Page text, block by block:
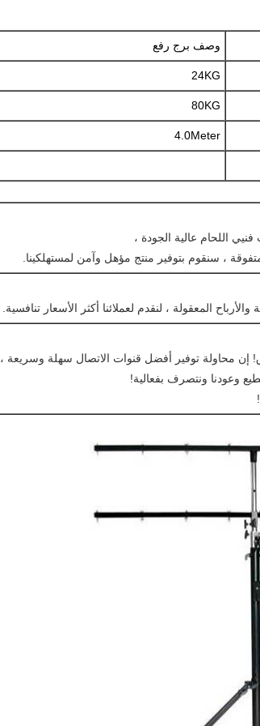
وصف برج رفع
24KG
80KG
4.0Meter
اللحام عالية الجودة ،
، سنقوم بتوفير منتج مؤهل وآمن لمستهلكينا.
المعقولة ، لنقدم لعملائنا أكثر الأسعار تنافسية.
إن محاولة توفير أفضل قنوات الاتصال سهلة وسريعة ،
وعودنا ونتصرف بفعالية!